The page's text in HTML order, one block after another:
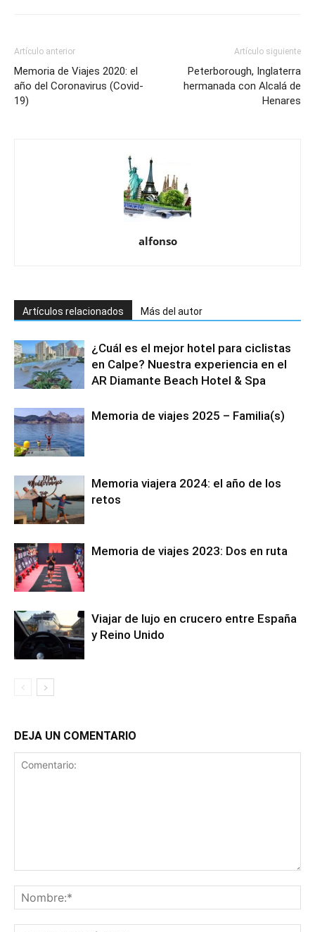
Artículo anterior
Memoria de Viajes 2020: el
año del Coronavirus (Covid-
19)
Artículo siguiente
Peterborough, Inglaterra
hermanada con Alcalá de
Henares
alfonso
Artículos relacionados Más del autor
¿Cuál es el mejor hotel para ciclistas
en Calpe? Nuestra experiencia en el
AR Diamante Beach Hotel & Spa
Memoria de viajes 2025 – Familia(s)
Memoria viajera 2024: el año de los
retos
Memoria de viajes 2023: Dos en ruta
Viajar de lujo en crucero entre España
y Reino Unido
DEJA UN COMENTARIO